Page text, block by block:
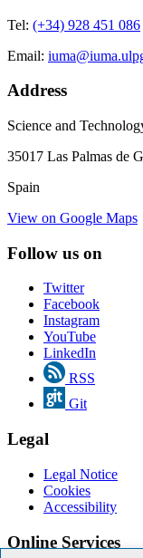
Tel: (+34) 928 451 086
Email:
Address
Science and
35017 Las Palmas de
Spain
View on Google Maps
Follow us on
Twitter
Facebook
Instagram
YouTube
LinkedIn
RSS
Git
Legal
Legal Notice
Cookies
Accessibility
Online Services